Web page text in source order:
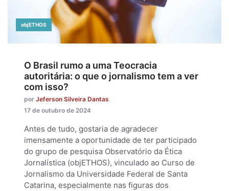
objETHOS
O Brasil rumo a uma Teocracia
autoritária: o que o jornalismo tem a ver
com isso?
por Jeferson Silveira Dantas
17 de outubro de 2024
Antes de tudo, gostaria de agradecer
imensamente a oportunidade de ter participado
do grupo de pesquisa Observatório da Ética
Jornalística (objETHOS), vinculado ao Curso de
Jornalismo da Universidade Federal de Santa
Catarina, especialmente nas figuras dos